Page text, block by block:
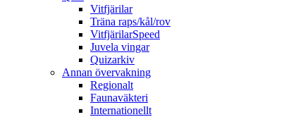
Vitfjärilar
Träna raps/kål/rov
VitfjärilarSpeed
Juvela vingar
Quizarkiv
Annan övervakning
Regionalt
Faunaväkteri
Internationellt